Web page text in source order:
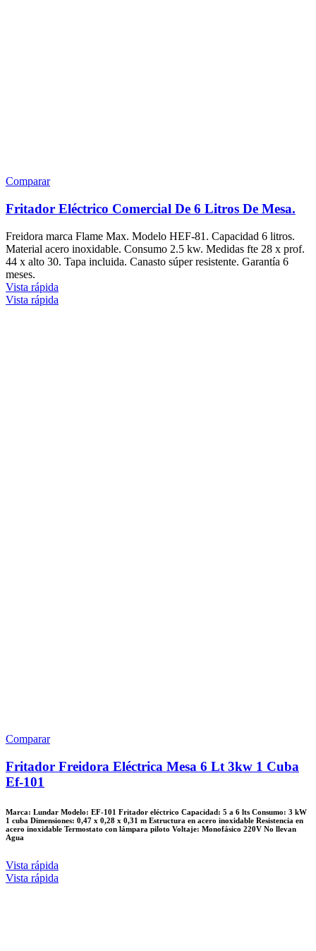
Comparar
Fritador Eléctrico Comercial De 6 Litros De Mesa.
Freidora marca Flame Max. Modelo HEF-81. Capacidad 6 litros.
Material acero inoxidable. Consumo 2.5 kw. Medidas fte 28 x prof.
44 x alto 30. Tapa incluida. Canasto súper resistente. Garantía 6
meses.
Vista rápida
Vista rápida
Comparar
Fritador Freidora Eléctrica Mesa 6 Lt 3kw 1 Cuba
Ef-101
Marca: Lundar Modelo: EF-101 Fritador eléctrico Capacidad: 5 a 6 lts Consumo: 3 kW
1 cuba Dimensiones: 0,47 x 0,28 x 0,31 m Estructura en acero inoxidable Resistencia en
acero inoxidable Termostato con lámpara piloto Voltaje: Monofásico 220V No llevan
Agua
Vista rápida
Vista rápida